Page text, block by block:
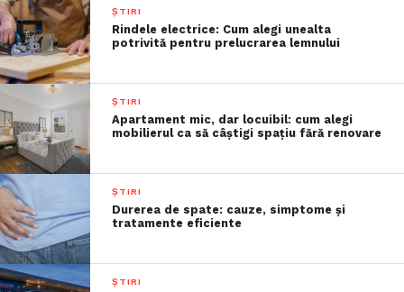
ȘTIRI
Rindele electrice: Cum alegi unealta
potrivită pentru prelucrarea lemnului
ȘTIRI
Apartament mic, dar locuibil: cum alegi
mobilierul ca să câștigi spațiu fără renovare
ȘTIRI
Durerea de spate: cauze, simptome și
tratamente eficiente
ȘTIRI